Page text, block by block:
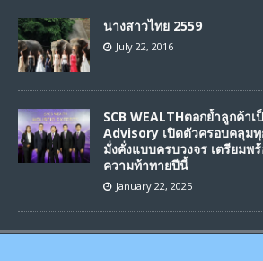
นางสาวไทย 2559
July 22, 2016
SCB WEALTHตอกย้ำลูกค้า
Advisory เปิดตัวครอบคลุม
มั่งคั่งแบบครบวงจร เตรียม
ความท้าทายปีนี้
January 22, 2025